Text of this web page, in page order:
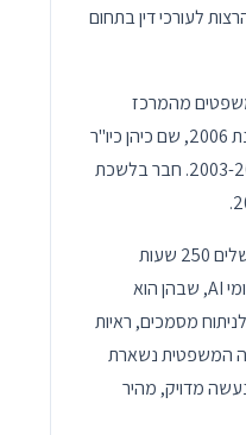
לעורכי דין בתחום
מהמרכז
האקדמי למשפט ועסקים משנת 2006, שם כיהן כיו"ר
אגודת הסטודנטים בשנים 2003-2004. חבר בלשכת
לצד הניסיון המשפטי, משה השלים 250 שעות
הכשרה מתקדמת בפיתוח ויישומי AI, שבהן הוא
מסמכים, ראיות
המשפטית נשארת
מדויק, מהיר